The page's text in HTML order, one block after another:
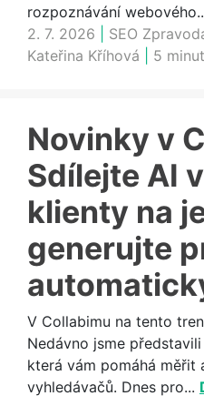
rozpoznávání
2. 7. 2026
SEO
Kateřina Kříhová
5
Novinky v
Sdílejte AI
klienty na
generujte
V Collabimu na tento
Nedávno jsme
která vám pomáhá měřit
vyhledávačů. Dnes pro...